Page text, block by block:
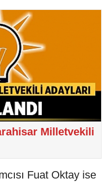
Milletvekili
Fuat Oktay ise